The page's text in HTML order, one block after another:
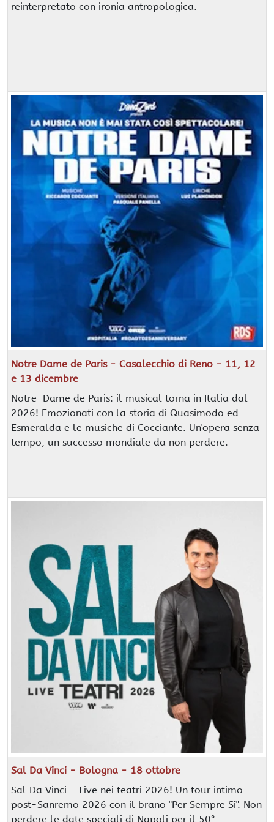
reinterpretato con ironia antropologica.
Notre Dame de Paris - Casalecchio di Reno - 11, 12
e 13 dicembre
Notre-Dame de Paris: il musical torna in Italia dal
2026! Emozionati con la storia di Quasimodo ed
Esmeralda e le musiche di Cocciante. Un'opera senza
tempo, un successo mondiale da non perdere.
Sal Da Vinci - Bologna - 18 ottobre
Sal Da Vinci - Live nei teatri 2026! Un tour intimo
post-Sanremo 2026 con il brano "Per Sempre Sì". Non
perdere le date speciali di Napoli per il 50°